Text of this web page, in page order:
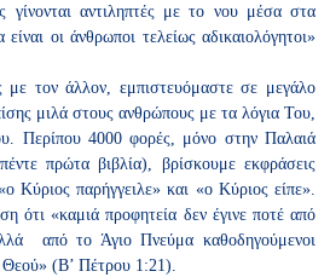
γίνονται αντιληπτές με το νου μέσα στα
οι άνθρωποι τελείως αδικαιολόγητοι»
με τον άλλον, εμπιστευόμαστε σε μεγάλο
μιλά στους ανθρώπους με τα λόγια Του,
Περίπου 4000 φορές, μόνο στην Παλαιά
πρώτα βιβλία), βρίσκουμε εκφράσεις
Κύριος παρήγγειλε» και «ο Κύριος είπε».
ότι «καμιάπροφητεία δεν έγινε ποτέ από
από το Άγιο Πνεύμα καθοδηγούμενοι
Θεού» (Β’ Πέτρου 1:21).